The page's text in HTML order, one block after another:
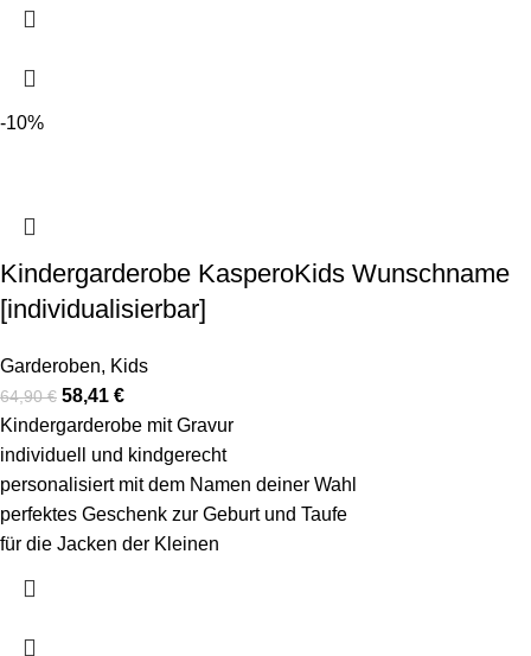
-10%
Kindergarderobe KasperoKids Wunschname
[individualisierbar]
Garderoben, Kids
64,90€ 58,41 €
Kindergarderobe mit Gravur
individuell und kindgerecht
personalisiert mit dem Namen deiner Wahl
perfektes Geschenk zur Geburt und Taufe
für die Jacken der Kleinen